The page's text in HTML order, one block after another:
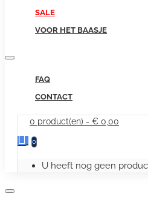
SALE
VOOR HET BAASJE
FAQ
CONTACT
0 product(en) - € 0,00
0
U heeft nog geen